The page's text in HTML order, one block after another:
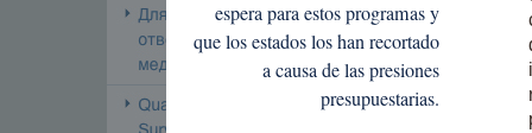
espera para estos programas y
que los estados los han recortado
a causa de las presiones
presupuestarias.